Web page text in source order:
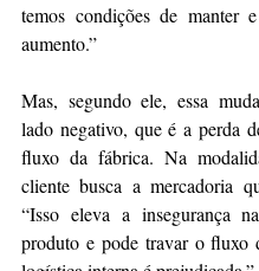
temos condições de manter
aumento.”
Mas, segundo ele, essa
lado negativo, que é a perda
fluxo da fábrica. Na
cliente busca a mercadoria
“Isso eleva a insegurança
produto e pode travar o fluxo